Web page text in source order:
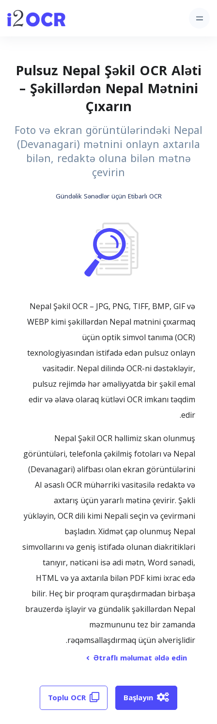
Pulsuz Nepal Şəkil OCR Aləti
– Şəkillərdən Nepal Mətnini
Çıxarın
Foto və ekran görüntülərindəki Nepal
(Devanagari) mətnini onlayn axtarıla
bilən, redaktə oluna bilən mətnə
çevirin
Gündəlik Sənədlər üçün Etibarlı OCR
Nepal Şəkil OCR – JPG, PNG, TIFF, BMP, GIF və
WEBP kimi şəkillərdən Nepal mətnini çıxarmaq
üçün optik simvol tanıma (OCR)
texnologiyasından istifadə edən pulsuz onlayn
vasitədir. Nepal dilində OCR-ni dəstəkləyir,
pulsuz rejimdə hər əməliyyatda bir şəkil emal
edir və əlavə olaraq kütləvi OCR imkanı təqdim
edir.
Nepal Şəkil OCR həllimiz skan olunmuş
görüntüləri, telefonla çəkilmiş fotoları və Nepal
(Devanagari) əlifbası olan ekran görüntülərini
AI əsaslı OCR mühərriki vasitəsilə redaktə və
axtarış üçün yararlı mətinə çevirir. Şəkli
yükləyin, OCR dili kimi Nepali seçin və çevirməni
başladın. Xidmət çap olunmuş Nepal
simvollarını və geniş istifadə olunan diakritikləri
tanıyır, nəticəni isə adi mətn, Word sənədi,
HTML və ya axtarıla bilən PDF kimi ixrac edə
bilir. Heç bir proqram quraşdırmadan birbaşa
brauzerdə işləyir və gündəlik şəkillərdən Nepal
məzmununu tez bir zamanda
rəqəmsallaşdırmaq üçün əlverişlidir.
Ətraflı məlumat əldə edin
Toplu OCR Başlayın